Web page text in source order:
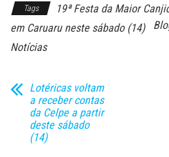
Tags
19ª Festa da Maior
em Caruaru neste sábado (14)
Notícias
Lotéricas voltam
a receber contas
da Celpe a partir
deste sábado
(14)